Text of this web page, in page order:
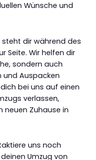
Wünsche und
steht dir während des
Seite. Wir helfen dir
sondern auch
und Auspacken
bei uns auf einen
verlassen,
neuen Zuhause in
uns noch
Umzug von